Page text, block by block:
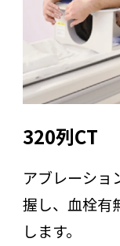
320列CT
アブレーショ
握し、血栓有
します。